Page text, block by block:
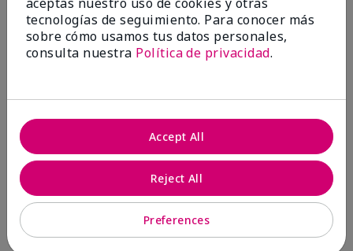
100%
tecnologías de seguimiento. Para conocer más
sobre cómo usamos tus datos personales,
consulta nuestra Política de privacidad.
Preferences
Reject All
Accept All